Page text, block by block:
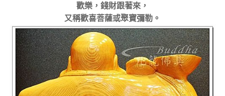
歡樂， 錢財跟著來，
又稱歡喜菩薩或聚寶彌勒。